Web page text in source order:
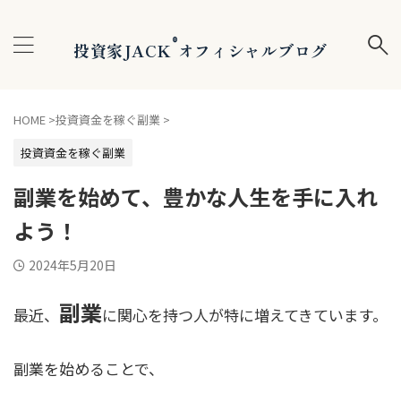
投資家JACK®オフィシャルブログ
HOME >投資資金を稼ぐ副業 >
投資資金を稼ぐ副業
副業を始めて、豊かな人生を手に入れ
よう！
2024年5月20日
最近、 副業に関心を持つ人が特に増えてきています。
副業を始めることで、